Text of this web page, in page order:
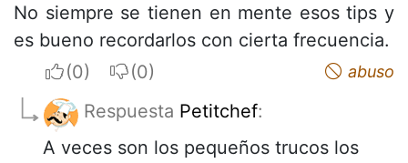
No siempre se tienen en mente esos tips y
es bueno recordarlos con cierta frecuencia.
I apreciateI do not appreciate abuso
Respuesta Petitchef:
A veces son los pequeños trucos los